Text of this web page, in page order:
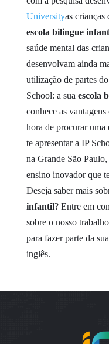
Universityas crianças
escola bilingue
saúde mental das
desenvolvam ainda
utilização de partes
School: a sua escola
conhece as vantagens
hora de procurar uma
te apresentar a IP
na Grande São
ensino inovador que
Deseja saber mais
infantil? Entre em
sobre o nosso
para fazer parte da
inglês.